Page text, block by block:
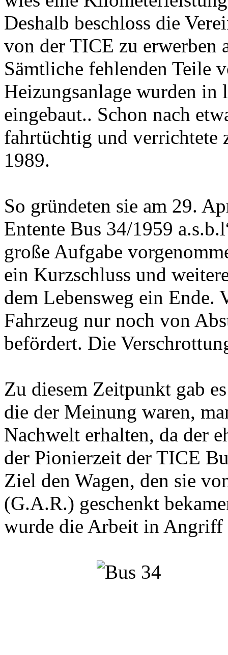
Deshalb beschloss die
von der TICE zu erwerben
Sämtliche fehlenden Teile
Heizungsanlage wurden in
eingebaut.. Schon nach
fahrtüchtig und verrichtete
1989.
So gründeten sie am 29.
Entente Bus 34/1959
große Aufgabe
ein Kurzschluss und
dem Lebensweg ein Ende.
Fahrzeug nur noch von
befördert. Die
Zu diesem Zeitpunkt gab
die der Meinung waren,
Nachwelt erhalten, da der
der Pionierzeit der TICE
Ziel den Wagen, den sie
(G.A.R.) geschenkt
wurde die Arbeit in Angriff